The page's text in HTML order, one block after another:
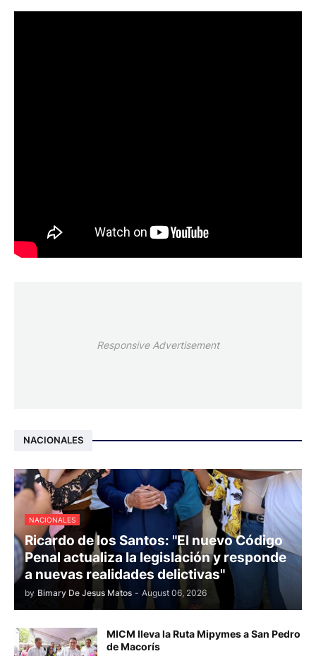
Responsive Advertisement
NACIONALES
NACIONALES
Ricardo de los Santos: "El nuevo Código
Penal actualiza la legislación y responde
a nuevas realidades delictivas"
by Bimary De Jesus Matos - August 06, 2026
MICM lleva la Ruta Mipymes a San Pedro
de Macorís